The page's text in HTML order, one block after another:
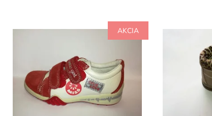
AKCIA
zipsy. Zvršok kombinácia usňovej a
nappa kože. Obuv je vhodná na stredne
širokú nohu.
Dostupnosť:
Skladom
Značka:
IMAC
Záruka:
2 roky
Celokožené
vhodné na
striekaná
Dostupnosť: